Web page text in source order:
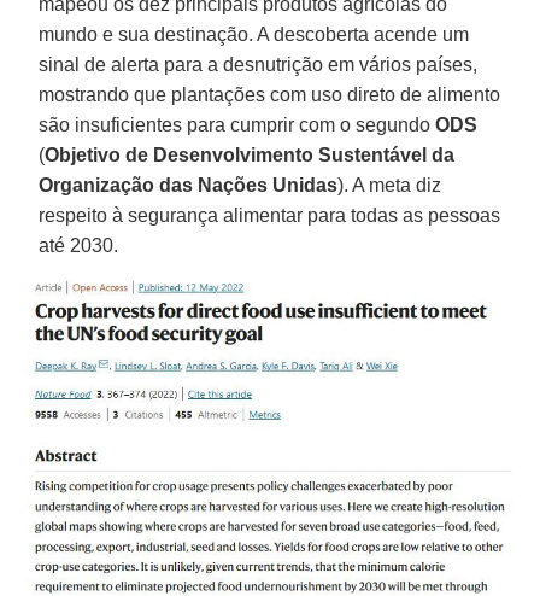
mundo e sua destinação. A descoberta acende um
sinal de alerta para a desnutrição em vários países,
mostrando que plantações com uso direto de alimento
são insuficientes para cumprir com o segundoODS
(Objetivo de Desenvolvimento Sustentável da
Organização das Nações Unidas). A meta diz
respeito à segurança alimentar para todas as pessoas
até 2030.